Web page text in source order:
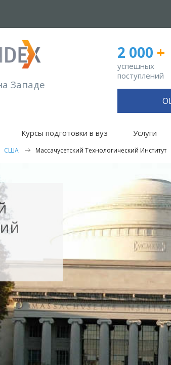
Западе
2 000 +
успешных
поступлений
Курсы подготовки в вуз Услуги
США Массачусетский Технологический Институт